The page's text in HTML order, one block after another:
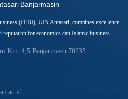
Banjarmasin
(FEBI), UIN Antasari, combines excellence
for economics dan Islamic business.
Km. 4,5 Banjarmasin 70235